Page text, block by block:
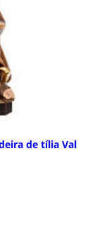
de tília Val